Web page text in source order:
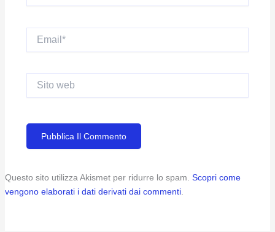
Sito
web
Questo sito utilizza Akismet per ridurre lo spam. Scopri come
vengono elaborati i dati derivati dai commenti.